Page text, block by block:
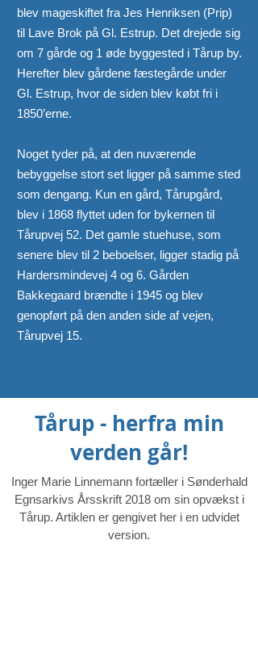
blev mageskiftet fra Jes Henriksen (Prip)
til Lave Brok på Gl. Estrup. Det drejede sig
om 7 gårde og 1 øde byggested i Tårup by.
Herefter blev gårdene fæstegårde under
Gl. Estrup, hvor de siden blev købt fri i
1850’erne.
Noget tyder på, at den nuværende
bebyggelse stort set ligger på samme sted
som dengang. Kun en gård, Tårupgård,
blev i 1868 flyttet uden for bykernen til
Tårupvej 52. Det gamle stuehuse, som
senere blev til 2 beboelser, ligger stadig på
Hardersmindevej 4 og 6. Gården
Bakkegaard brændte i 1945 og blev
genopført på den anden side af vejen,
Tårupvej 15.
Tårup - herfra min
verden går!
Inger Marie Linnemann fortæller i Sønderhald
Egnsarkivs Årsskrift 2018 om sin opvækst i
Tårup. Artiklen er gengivet her i en udvidet
version.